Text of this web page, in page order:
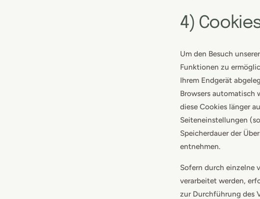
4)
Um den Besuch
Funktionen zu
Ihrem Endgerät
Browsers automatisch
diese Cookies länger
Seiteneinstellungen
Speicherdauer der
entnehmen.
Sofern durch einzelne
verarbeitet werden,
zur Durchführung des